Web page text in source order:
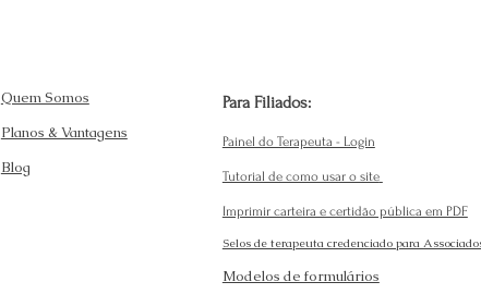
Quem Somos
Planos & Vantagens
Blog
Para Filiados:
Painel do Terapeuta - Login
Tutorial de como usar o site
Imprimir carteira e certidão pública em PDF
Selos de terapeuta credenciado para
Modelos de formulários